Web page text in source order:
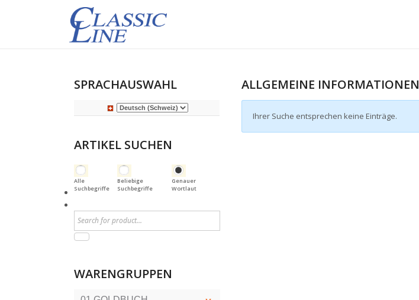
SPRACHAUSWAHL
ARTIKEL SUCHEN
Alle
Suchbegriffe
Beliebige
Suchbegriffe
Genauer
Wortlaut
WARENGRUPPEN
ALLGEMEINE INFORMATIONEN
Ihrer Suche entsprechen keine Einträge.